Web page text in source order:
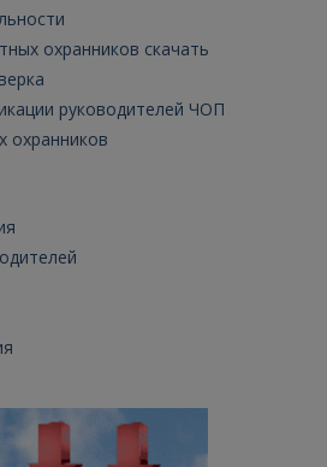
охранников скачать
руководителей ЧОП
охранников